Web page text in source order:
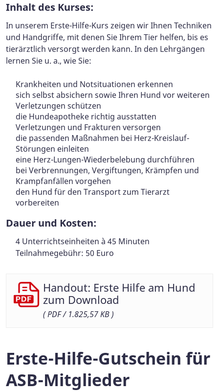
Inhalt des Kurses:
In unserem Erste-Hilfe-Kurs zeigen wir Ihnen Techniken
und Handgriffe, mit denen Sie Ihrem Tier helfen, bis es
tierärztlich versorgt werden kann. In den Lehrgängen
lernen Sie u. a., wie Sie:
Krankheiten und Notsituationen erkennen
sich selbst absichern sowie Ihren Hund vor weiteren
Verletzungen schützen
die Hundeapotheke richtig ausstatten
Verletzungen und Frakturen versorgen
die passenden Maßnahmen bei Herz-Kreislauf-
Störungen einleiten
eine Herz-Lungen-Wiederbelebung durchführen
bei Verbrennungen, Vergiftungen, Krämpfen und
Krampfanfällen vorgehen
den Hund für den Transport zum Tierarzt
vorbereiten
Dauer und Kosten:
4 Unterrichtseinheiten à 45 Minuten
Teilnahmegebühr: 50 Euro
Handout: Erste Hilfe am Hund
zum Download
( PDF / 1.825,57 KB )
Erste-Hilfe-Gutschein für
ASB-Mitglieder